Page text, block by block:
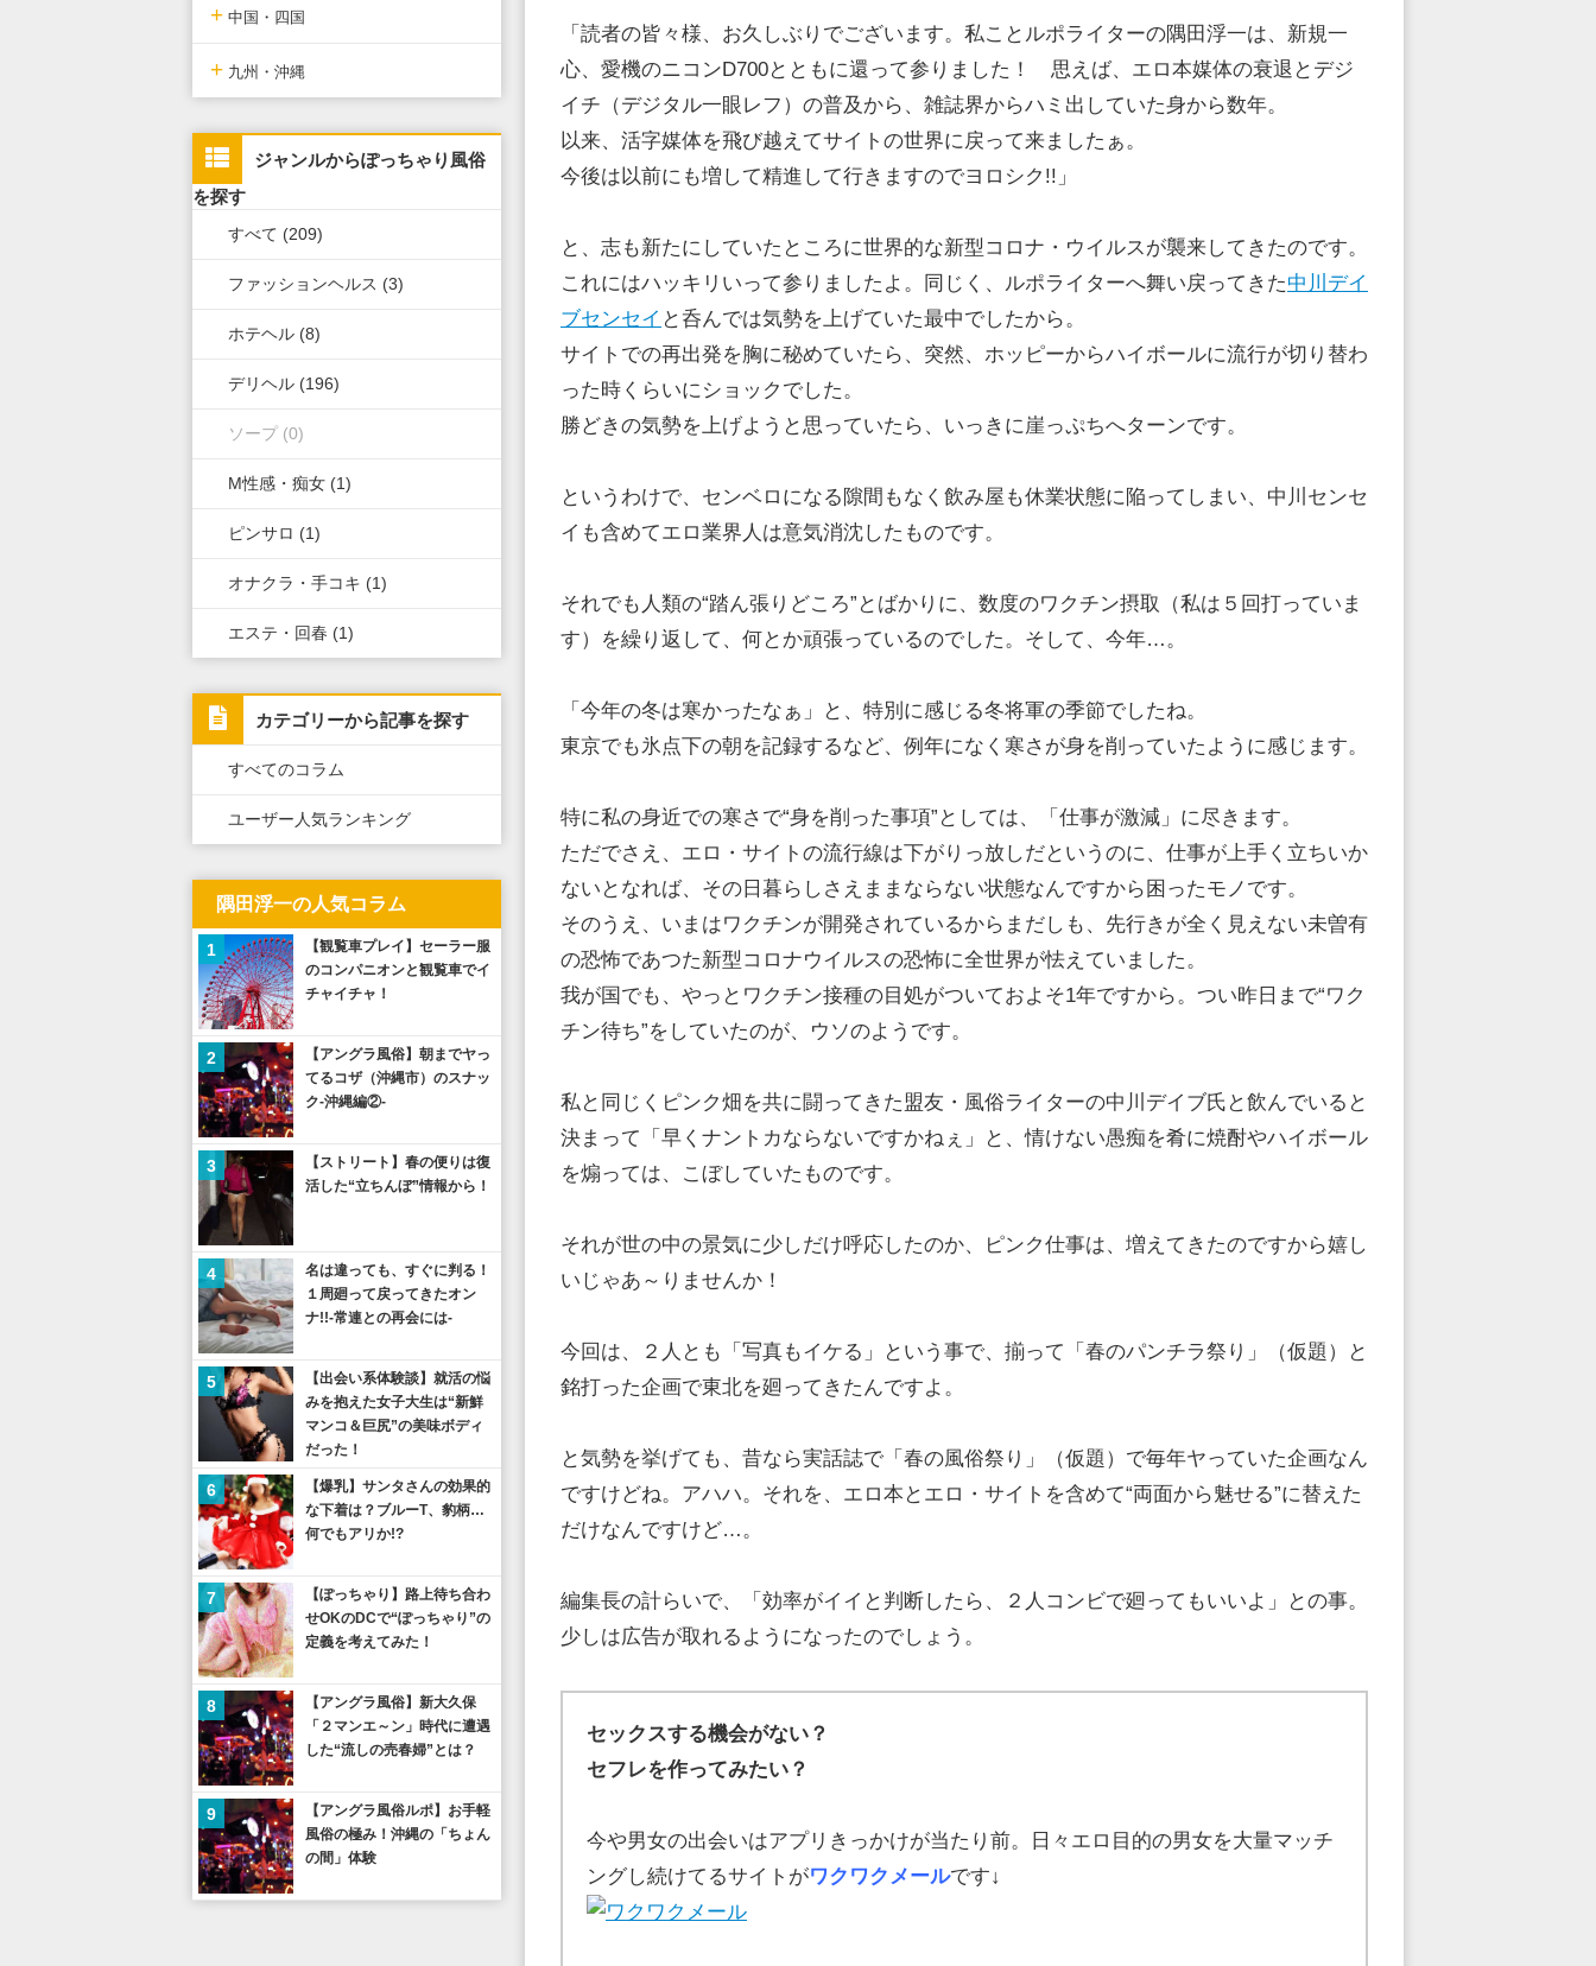
新橋・汐留・銀座・六本木・赤
上野・鶯谷・神田・秋葉原・日
暮里
神奈川県
千葉県
群馬県
大阪府
京都府
奈良県
和歌山県
東海・北陸・甲信越全域
愛知県
岐阜県
三重県
山梨県
長野県
北海道・東北版TOP
北海道・東北全域
青森県
秋田県
山形県
岩手県
+ 中国・四国
中国・四国版TOP
岡山県
鳥取県
島根県
山口県
+ 九州・沖縄
福岡県
熊本県
佐賀県
長崎県
ジャンルからぽっちゃり風俗
を探す
すべて (209)
ファッションヘルス (3)
ホテヘル (8)
デリヘル (196)
ソープ (0)
M性感・痴女 (1)
ピンサロ (1)
オナクラ・手コキ (1)
エステ・回春 (1)
カテゴリーから記事を探す
すべてのコラム
ユーザー人気ランキング
隅田浮一の人気コラム
1
【観覧車プレイ】セーラー服
のコンパニオンと観覧車でイ
チャイチャ！
2
【アングラ風俗】朝までヤっ
てるコザ（沖縄市）のスナッ
ク-沖縄編②-
3
【ストリート】春の便りは復
活した“立ちんぼ”情報から！
4
名は違っても、すぐに判る！
１周廻って戻ってきたオン
ナ!!-常連との再会には-
5
【出会い系体験談】就活の悩
みを抱えた女子大生は“新鮮
マンコ＆巨尻”の美味ボディ
だった！
6
【爆乳】サンタさんの効果的
な下着は？ブルーT、豹柄…
何でもアリか!?
7
【ぽっちゃり】路上待ち合わ
せOKのDCで“ぽっちゃり”の
定義を考えてみた！
8
【アングラ風俗】新大久保
「２マンエ～ン」時代に遭遇
した“流しの売春婦”とは？
9
【アングラ風俗ルポ】お手軽
風俗の極み！沖縄の「ちょん
の間」体験
「読者の皆々様、お久しぶりでございます。私ことルポライターの隅田浮一は、新規一
心、愛機のニコンD700とともに還って参りました！ 思えば、エロ本媒体の衰退とデジ
イチ（デジタル一眼レフ）の普及から、雑誌界からハミ出していた身から数年。
以来、活字媒体を飛び越えてサイトの世界に戻って来ましたぁ。
今後は以前にも増して精進して行きますのでヨロシク!!」
と、志も新たにしていたところに世界的な新型コロナ・ウイルスが襲来してきたのです。
これにはハッキリいって参りましたよ。同じく、ルポライターへ舞い戻ってきた中川デイ
ブセンセイ と呑んでは気勢を上げていた最中でしたから。
サイトでの再出発を胸に秘めていたら、突然、ホッピーからハイボールに流行が切り替わ
った時くらいにショックでした。
勝どきの気勢を上げようと思っていたら、いっきに崖っぷちへターンです。
というわけで、センベロになる隙間もなく飲み屋も休業状態に陥ってしまい、中川センセ
イも含めてエロ業界人は意気消沈したものです。
それでも人類の“踏ん張りどころ”とばかりに、数度のワクチン摂取（私は５回打っていま
す）を繰り返して、何とか頑張っているのでした。そして、今年…。
「今年の冬は寒かったなぁ」と、特別に感じる冬将軍の季節でしたね。
東京でも氷点下の朝を記録するなど、例年になく寒さが身を削っていたように感じます。
特に私の身近での寒さで“身を削った事項”としては、「仕事が激減」に尽きます。
ただでさえ、エロ・サイトの流行線は下がりっ放しだというのに、仕事が上手く立ちいか
ないとなれば、その日暮らしさえままならない状態なんですから困ったモノです。
そのうえ、いまはワクチンが開発されているからまだしも、先行きが全く見えない未曽有
の恐怖であつた新型コロナウイルスの恐怖に全世界が怯えていました。
我が国でも、やっとワクチン接種の目処がついておよそ1年ですから。つい昨日まで“ワク
チン待ち”をしていたのが、ウソのようです。
私と同じくピンク畑を共に闘ってきた盟友・風俗ライターの中川デイブ氏と飲んでいると
決まって「早くナントカならないですかねぇ」と、情けない愚痴を肴に焼酎やハイボール
を煽っては、こぼしていたものです。
それが世の中の景気に少しだけ呼応したのか、ピンク仕事は、増えてきたのですから嬉し
いじゃあ～りませんか！
今回は、２人とも「写真もイケる」という事で、揃って「春のパンチラ祭り」（仮題）と
銘打った企画で東北を廻ってきたんですよ。
と気勢を挙げても、昔なら実話誌で「春の風俗祭り」（仮題）で毎年ヤっていた企画なん
ですけどね。アハハ。それを、エロ本とエロ・サイトを含めて“両面から魅せる”に替えた
だけなんですけど…。
編集長の計らいで、「効率がイイと判断したら、２人コンビで廻ってもいいよ」との事。
少しは広告が取れるようになったのでしょう。
セックスする機会がない？
セフレを作ってみたい？
今や男女の出会いはアプリきっかけが当たり前。日々エロ目的の男女を大量マッチ
ングし続けてるサイトがワクワクメールです↓